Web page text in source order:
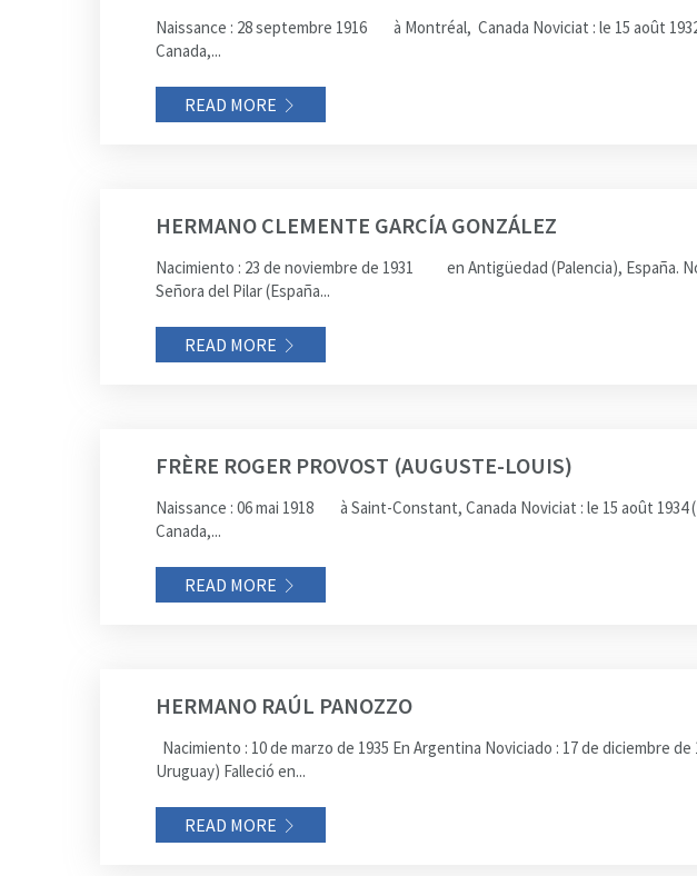
Naissance : 28 septembre 1916 à Montréal, Canada Noviciat : le 15 août
Canada,...
READ MORE
HERMANO CLEMENTE GARCÍA GONZÁLEZ
Nacimiento : 23 de noviembre de 1931 en Antigüedad (Palencia), España.
Señora del Pilar (España...
READ MORE
FRÈRE ROGER PROVOST (AUGUSTE-LOUIS)
Naissance : 06 mai 1918 à Saint-Constant, Canada Noviciat : le 15 août
Canada,...
READ MORE
HERMANO RAÚL PANOZZO
Nacimiento : 10 de marzo de 1935 En Argentina Noviciado : 17 de diciembre
Uruguay) Falleció en...
READ MORE